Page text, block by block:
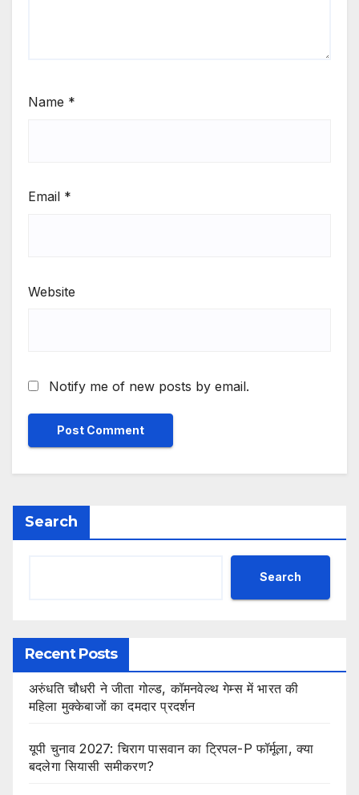
Name *
Email *
Website
Notify me of new posts by email.
Search
Search
Recent Posts
अरुंधति चौधरी ने जीता गोल्ड, कॉमनवेल्थ गेम्स में भारत की
महिला मुक्केबाजों का दमदार प्रदर्शन
यूपी चुनाव 2027: चिराग पासवान का ट्रिपल-P फॉर्मूला, क्या
बदलेगा सियासी समीकरण?